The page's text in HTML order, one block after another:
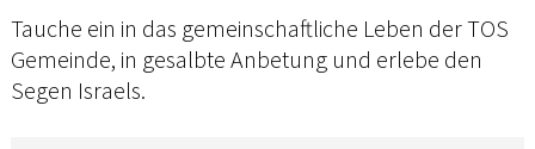
Tauche ein in das gemeinschaftliche Leben der TOS
Gemeinde, in gesalbte Anbetung und erlebe den
Segen Israels.